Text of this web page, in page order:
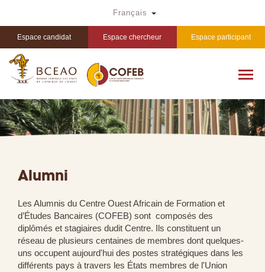
principal
Français Toggle Dropdown
Espace candidat Espace chercheur Espace participant
Alumni
Les Alumnis du Centre Ouest Africain de Formation et
d’Études Bancaires (COFEB) sont composés des
diplômés et stagiaires dudit Centre. Ils constituent un
réseau de plusieurs centaines de membres dont quelques-
uns occupent aujourd'hui des postes stratégiques dans les
différents pays à travers les États membres de l'Union